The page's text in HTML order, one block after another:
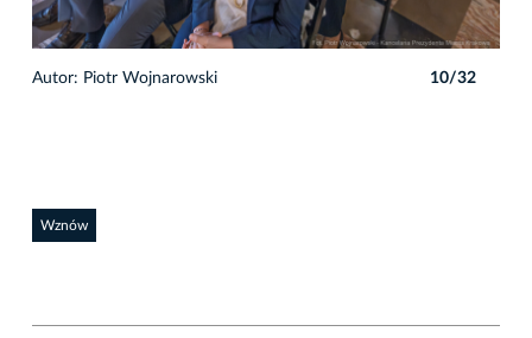
Autor: Piotr Wojnarowski 10/32
Wznów